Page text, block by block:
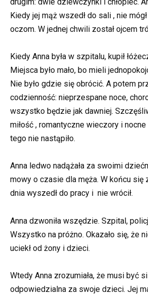
Kiedy jej mąż wszedł do sali , nie
oczom. W jednej chwili został ojcem
Kiedy Anna była w szpitalu, kupił
Miejsca było mało, bo mieli
Nie było gdzie się obrócić. A potem
codzienność: nieprzespane noce,
wszystko będzie jak dawniej.
miłość , romantyczne wieczory i
tego nie nastąpiło.
Anna ledwo nadążała za swoimi
mowy o czasie dla męża. W końcu się
dnia wyszedł do pracy i nie wrócił.
Anna dzwoniła wszędzie. Szpital,
Wszystko na próżno. Okazało się, że
uciekł od żony i dzieci.
Wtedy Anna zrozumiała, że musi być
odpowiedzialna za swoje dzieci. Jej